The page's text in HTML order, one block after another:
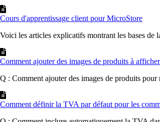
Cours d'apprentissage client pour MicroStore
Voici les articles explicatifs montrant les bases de
Comment ajouter des images de produits à
Q : Comment ajouter des images de produits
Comment définir la TVA par défaut pour les